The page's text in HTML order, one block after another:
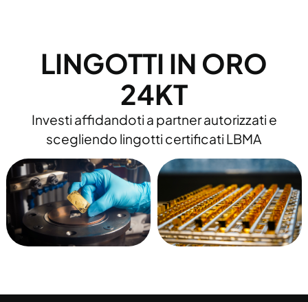
LINGOTTI IN ORO
24KT
Investi affidandoti a partner autorizzati e
scegliendo lingotti certificati LBMA